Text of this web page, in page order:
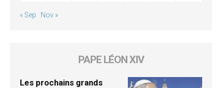
« Sep Nov »
PAPE LÉON XIV
Les prochains grands